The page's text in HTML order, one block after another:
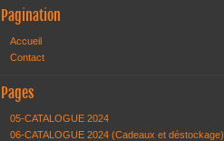
Pagination
Accueil
Contact
Pages
05-CATALOGUE 2024
06-CATALOGUE 2024 (Cadeaux et déstockage)